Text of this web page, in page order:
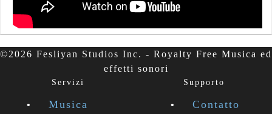
©2026 Fesliyan Studios Inc. - Royalty Free Musica ed
effetti sonori
Servizi
Musica
Supporto
Contatto